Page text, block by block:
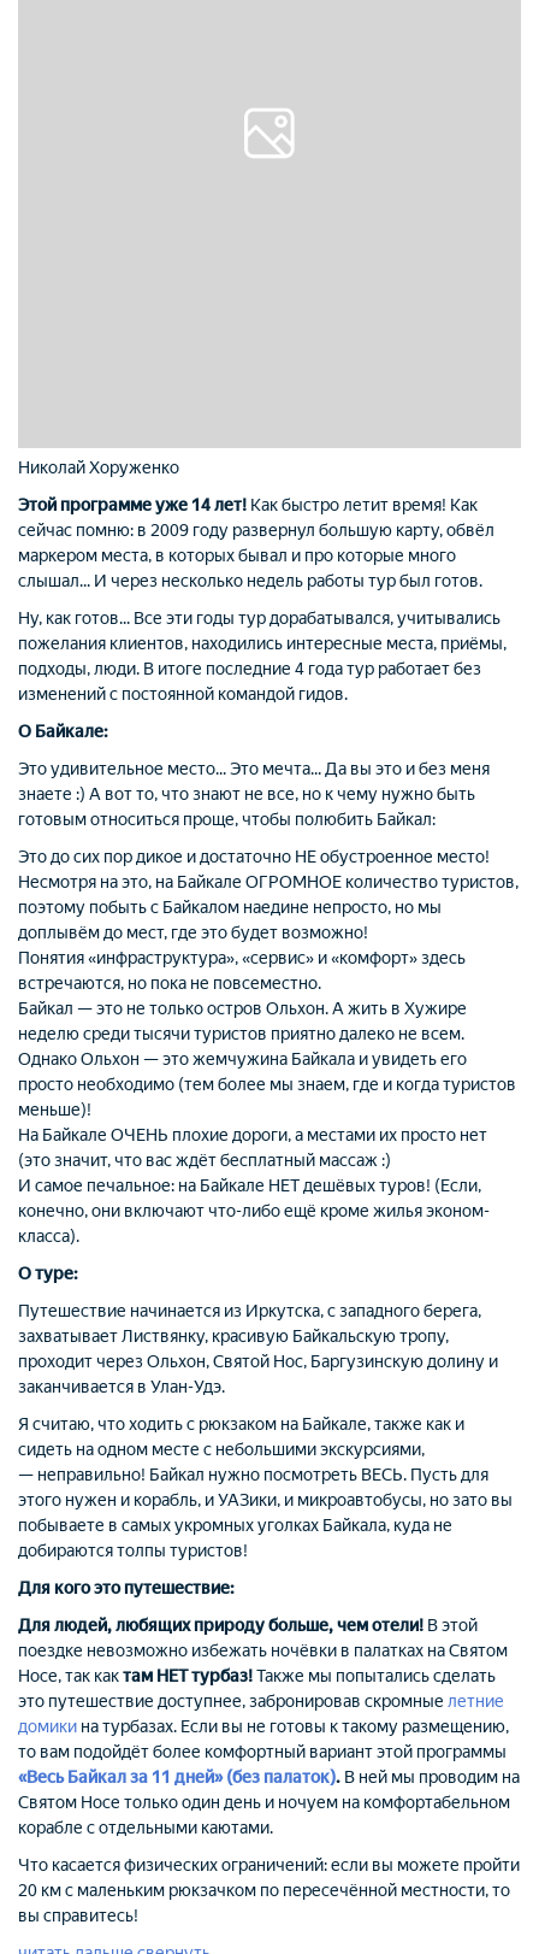
Николай Хоруженко
Этой программе уже 14 лет! Как быстро летит время! Как
сейчас помню: в 2009 году развернул большую карту, обвёл
маркером места, в которых бывал и про которые много
слышал... И через несколько недель работы тур был готов.
Ну, как готов... Все эти годы тур дорабатывался, учитывались
пожелания клиентов, находились интересные места, приёмы,
подходы, люди. В итоге последние 4 года тур работает без
изменений с постоянной командой гидов.
О Байкале:
Это удивительное место... Это мечта... Да вы это и без меня
знаете :) А вот то, что знают не все, но к чему нужнобыть
готовымотноситься проще, чтобы полюбить Байкал:
Это до сих пор дикое и достаточно НЕ обустроенное место!
Несмотря на это, на Байкале ОГРОМНОЕ количество туристов,
поэтому побыть с Байкалом наедине непросто, но мы
доплывём до мест, где это будет возможно!
Понятия «инфраструктура», «сервис» и «комфорт»здесь
встречаются, но пока не повсеместно.
Байкал — это не только остров Ольхон. А жить в Хужире
неделю среди тысячи туристов приятно далеко не всем.
Однако Ольхон — это жемчужина Байкала и увидеть его
просто необходимо (тем более мы знаем, где и когда туристов
меньше)!
На Байкале ОЧЕНЬ плохие дороги, а местами их просто нет
(это значит, что вас ждёт бесплатный массаж :)
И самое печальное: на Байкале НЕТ дешёвых туров! (Если,
конечно, они включают что-либо ещё кроме жилья эконом-
класса).
О туре:
Путешествие начинается из Иркутска, с западного берега,
захватывает Листвянку, красивую Байкальскую тропу,
проходит через Ольхон, Святой Нос, Баргузинскую долину и
заканчивается в Улан-Удэ.
Я считаю, что ходить с рюкзаком на Байкале, также как и
сидеть на одном месте с небольшими экскурсиями,
— неправильно! Байкал нужно посмотреть ВЕСЬ. Пусть для
этого нужен и корабль, и УАЗики, и микроавтобусы, но зато вы
побываете в самых укромных уголках Байкала, куда не
добираются толпы туристов!
Для кого это путешествие:
Для людей, любящих природу больше, чем отели! В этой
поездке невозможно избежать ночёвки в палатках на Святом
Носе, так кактам НЕТ турбаз!Также мы попытались сделать
это путешествие доступнее, забронировав скромные летние
домики на турбазах. Если вы не готовы к такому размещению,
то вам подойдёт более комфортный вариант этой программы
«Весь Байкал за 11 дней» (без палаток). В ней мы проводим на
Святом Носе только один день и ночуем на комфортабельном
корабле с отдельными каютами.
Что касается физических ограничений: если вы можете пройти
20 км с маленьким рюкзачком по пересечённой местности, то
вы справитесь!